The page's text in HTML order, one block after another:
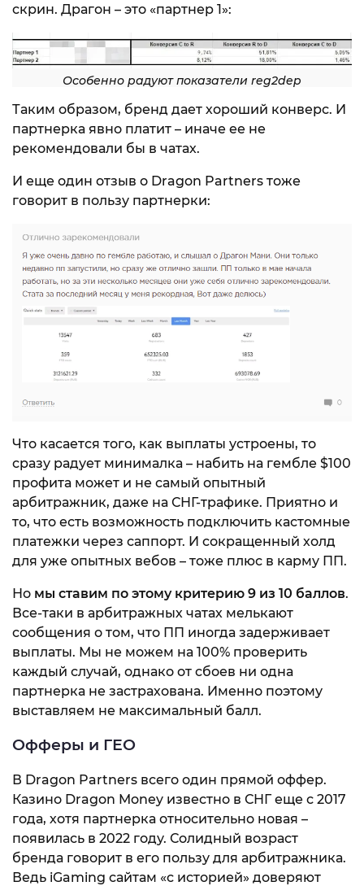
скрин. Драгон – это «партнер 1»:
Особенно радуют показатели reg2dep
Таким образом, бренд дает хороший конверс. И
партнерка явно платит – иначе ее не
рекомендовали бы в чатах.
И еще один отзыв о Dragon Partners тоже
говорит в пользу партнерки:
Что касается того, как выплаты устроены, то
сразу радует минималка – набить на гембле $100
профита может и не самый опытный
арбитражник, даже на СНГ-трафике. Приятно и
то, что есть возможность подключить кастомные
платежки через саппорт. И сокращенный холд
для уже опытных вебов – тоже плюс в карму ПП.
Но мы ставим по этому критерию 9 из 10 баллов.
Все-таки в арбитражных чатах мелькают
сообщения о том, что ПП иногда задерживает
выплаты. Мы не можем на 100% проверить
каждый случай, однако от сбоев ни одна
партнерка не застрахована. Именно поэтому
выставляем не максимальный балл.
Офферы и ГЕО
В Dragon Partners всего один прямой оффер.
Казино Dragon Money известно в СНГ еще с 2017
года, хотя партнерка относительно новая –
появилась в 2022 году. Солидный возраст
бренда говорит в его пользу для арбитражника.
Ведь iGaming сайтам «с историей» доверяют